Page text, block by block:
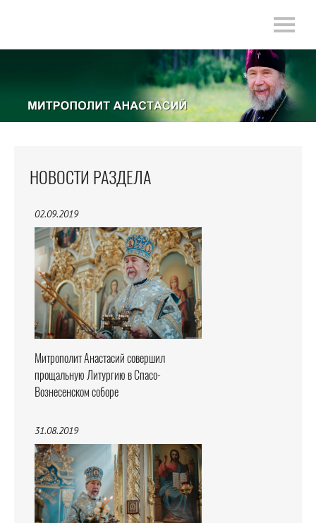
НОВОСТИ РАЗДЕЛА
02.09.2019
Митрополит Анастасий совершил
прощальную Литургию в Спасо-
Вознесенском соборе
31.08.2019